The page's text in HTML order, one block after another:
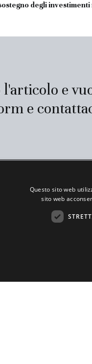
degli
e
e
Questo sito web
sito web